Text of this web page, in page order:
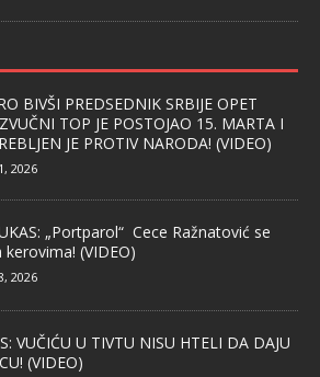
BIVŠI PREDSEDNIK SRBIJE OPET
TOP JE POSTOJAO 15. MARTA I
JE PROTIV NARODA! (VIDEO)
2026
„Portparol“ Cece Ražnatović se
kerovima! (VIDEO)
2026
VUČIĆU U TIVTU NISU HTELI DA DAJU
(VIDEO)